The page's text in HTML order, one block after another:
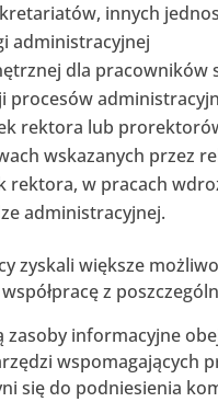
innych
administracyjnej
dla pracowników
procesów
rektora lub
wskazanych przez
rektora, w pracach
administracyjnej.
zyskali większe
z
informacyjne
wspomagających
się do podniesienia